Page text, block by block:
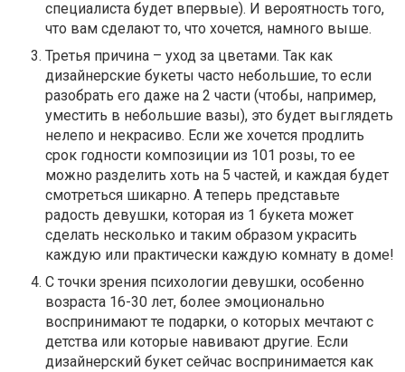
специалиста будет впервые). И вероятность того,
что вам сделают то, что хочется, намного выше.
Третья причина – уход за цветами. Так как
дизайнерские букеты часто небольшие, то если
разобрать его даже на 2 части (чтобы, например,
уместить в небольшие вазы), это будет выглядеть
нелепо и некрасиво. Если же хочется продлить
срок годности композиции из 101 розы, то ее
можно разделить хоть на 5 частей, и каждая будет
смотреться шикарно. А теперь представьте
радость девушки, которая из 1 букета может
сделать несколько и таким образом украсить
каждую или практически каждую комнату в доме!
С точки зрения психологии девушки, особенно
возраста 16-30 лет, более эмоционально
воспринимают те подарки, о которых мечтают с
детства или которые навивают другие. Если
дизайнерский букет сейчас воспринимается как